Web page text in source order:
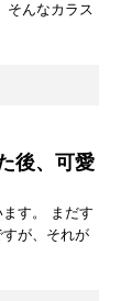
そんなカラス
後、可愛
す。 まだす
が、それが